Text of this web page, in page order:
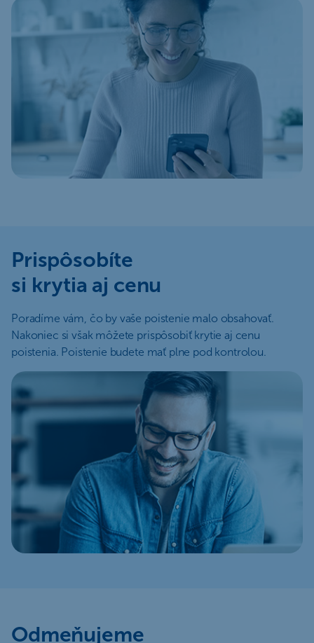
Prispôsobíte
si krytia aj cenu
Poradíme vám, čo by vaše poistenie malo obsahovať.
Nakoniec si však môžete prispôsobiť krytie aj cenu
poistenia. Poistenie budete mať plne pod kontrolou.
Odmeňujeme